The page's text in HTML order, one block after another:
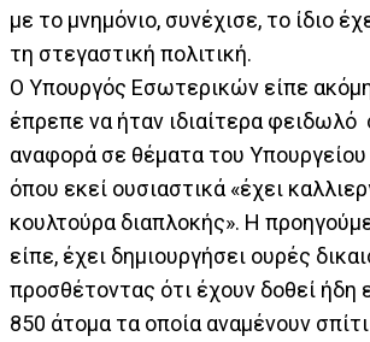
με το μνημόνιο, συνέχισε, το ίδιο
τη στεγαστική πολιτική.
Ο Υπουργός Εσωτερικών είπε
έπρεπε να ήταν ιδιαίτερα φειδωλό
αναφορά σε θέματα του
όπου εκεί ουσιαστικά «έχει
κουλτούρα διαπλοκής». Η
είπε, έχει δημιουργήσει ουρές
προσθέτοντας ότι έχουν δοθεί ήδη
850 άτομα τα οποία αναμένουν